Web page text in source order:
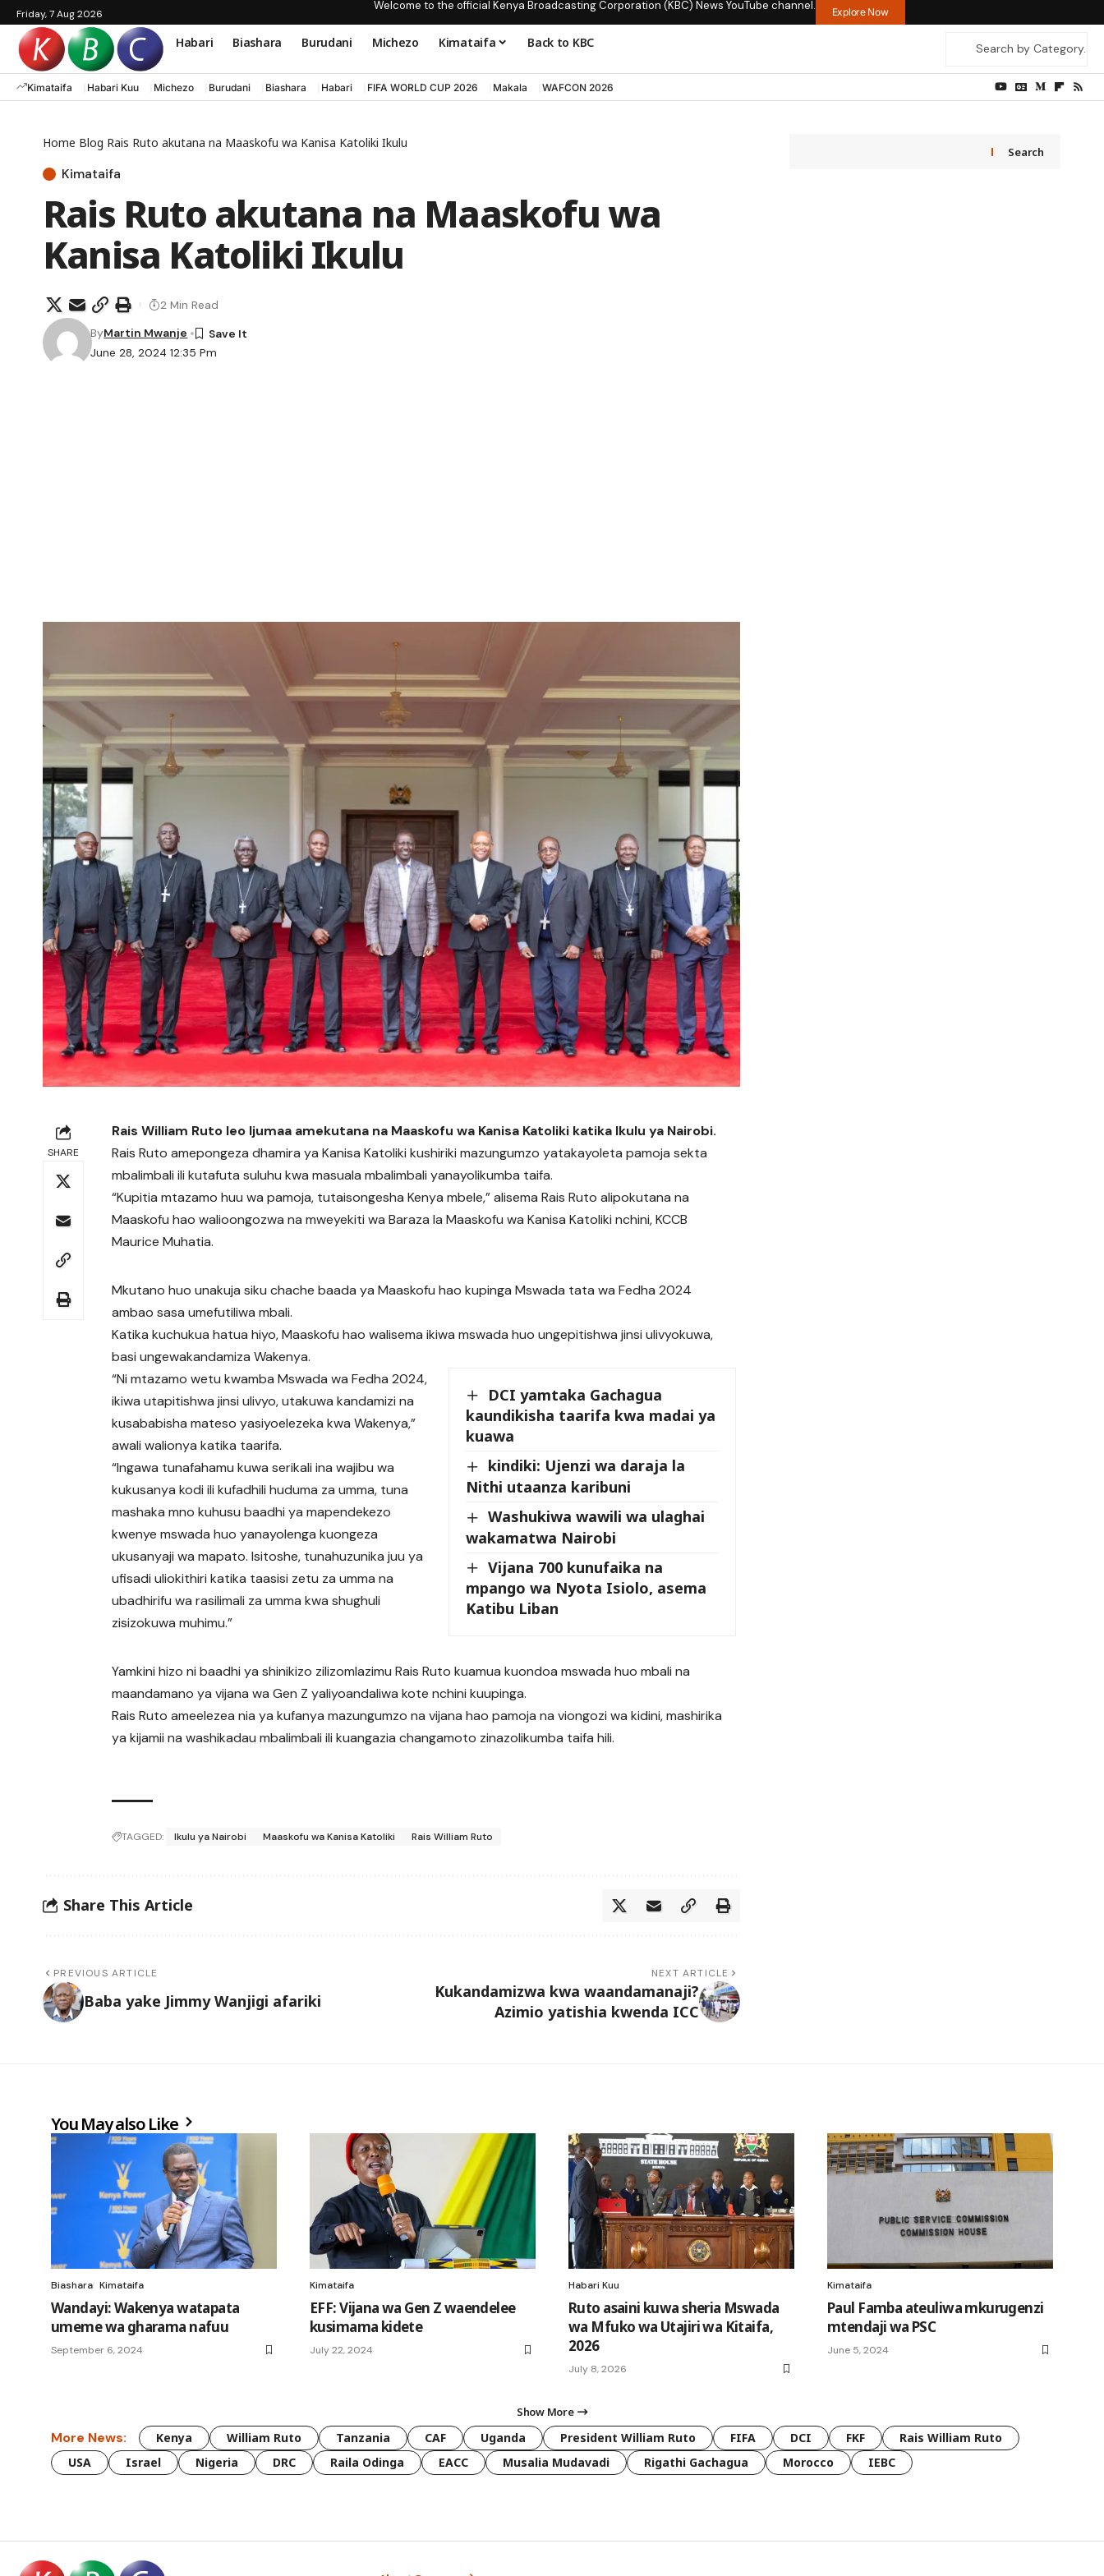
Friday, 7 Aug 2026
Welcome to the official Kenya Broadcasting Corporation (KBC) News YouTube channel. Explore Now
Habari Biashara Burudani Michezo Kimataifa Back to KBC
Kimataifa Habari Kuu Michezo Burudani Biashara Habari FIFA WORLD CUP 2026 Makala WAFCON 2026
Home Blog Rais Ruto akutana na Maaskofu wa Kanisa Katoliki Ikulu
Kimataifa
Rais Ruto akutana na Maaskofu wa
Kanisa Katoliki Ikulu
June 28, 2024 12:35 Pm
ByMartin Mwanje
2 Min Read
SHARE
Rais William Ruto leo Ijumaa amekutana na Maaskofu wa Kanisa Katoliki katika Ikulu ya Nairobi.
Rais Ruto amepongeza dhamira ya Kanisa Katoliki kushiriki mazungumzo yatakayoleta pamoja sekta
mbalimbali ili kutafuta suluhu kwa masuala mbalimbali yanayolikumba taifa.
“Kupitia mtazamo huu wa pamoja, tutaisongesha Kenya mbele,” alisema Rais Ruto alipokutana na
Maaskofu hao walioongozwa na mweyekiti wa Baraza la Maaskofu wa Kanisa Katoliki nchini, KCCB
Maurice Muhatia.
Mkutano huo unakuja siku chache baada ya Maaskofu hao kupinga Mswada tata wa Fedha 2024
ambao sasa umefutiliwa mbali.
Katika kuchukua hatua hiyo, Maaskofu hao walisema ikiwa mswada huo ungepitishwa jinsi ulivyokuwa,
basi ungewakandamiza Wakenya.
DCI yamtaka Gachagua
kaundikisha taarifa kwa madai ya
kuawa
kindiki: Ujenzi wa daraja la
Nithi utaanza karibuni
Washukiwa wawili wa ulaghai
wakamatwa Nairobi
Vijana 700 kunufaika na
mpango wa Nyota Isiolo, asema
Katibu Liban
“Ni mtazamo wetu kwamba Mswada wa Fedha 2024,
ikiwa utapitishwa jinsi ulivyo, utakuwa kandamizi na
kusababisha mateso yasiyoelezeka kwa Wakenya,”
awali walionya katika taarifa.
“Ingawa tunafahamu kuwa serikali ina wajibu wa
kukusanya kodi ili kufadhili huduma za umma, tuna
mashaka mno kuhusu baadhi ya mapendekezo
kwenye mswada huo yanayolenga kuongeza
ukusanyaji wa mapato. Isitoshe, tunahuzunika juu ya
ufisadi uliokithiri katika taasisi zetu za umma na
ubadhirifu wa rasilimali za umma kwa shughuli
zisizokuwa muhimu.”
Yamkini hizo ni baadhi ya shinikizo zilizomlazimu Rais Ruto kuamua kuondoa mswada huo mbali na
maandamano ya vijana wa Gen Z yaliyoandaliwa kote nchini kuupinga.
Rais Ruto ameelezea nia ya kufanya mazungumzo na vijana hao pamoja na viongozi wa kidini, mashirika
ya kijamii na washikadau mbalimbali ili kuangazia changamoto zinazolikumba taifa hili.
TAGGED: Ikulu ya Nairobi Maaskofu wa Kanisa Katoliki Rais William Ruto
Share This Article
PREVIOUS ARTICLE
Baba yake Jimmy Wanjigi afariki
NEXT ARTICLE
Kukandamizwa kwa waandamanaji?
Azimio yatishia kwenda ICC
Search
You May also Like
Biashara Kimataifa
Wandayi: Wakenya watapata
umeme wa gharama nafuu
September 6, 2024
Kimataifa
EFF: Vijana wa Gen Z waendelee
kusimama kidete
July 22, 2024
Habari Kuu
Ruto asaini kuwa sheria Mswada
wa Mfuko wa Utajiri wa Kitaifa,
2026
July 8, 2026
Kimataifa
Paul Famba ateuliwa mkurugenzi
mtendaji wa PSC
June 5, 2024
Show More
More News: Kenya William Ruto Tanzania CAF Uganda President William Ruto FIFA DCI FKF
Rais William Ruto
USA
Israel Nigeria DRC Raila Odinga EACC Musalia Mudavadi Rigathi Gachagua Morocco IEBC